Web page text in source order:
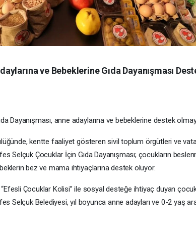
ve Bebeklerine Gıda Dayanışması
Dayanışması, anne adaylarına ve bebeklerine destek
kentte faaliyet gösteren sivil toplum örgütleri ve
Selçuk Çocuklar İçin Gıda Dayanışması; çocukların
bez ve mama ihtiyaçlarına destek oluyor.
Çocuklar Kolisi” ile sosyal desteğe ihtiyaç duyan
Selçuk Belediyesi, yıl boyunca anne adayları ve 0-2 yaş